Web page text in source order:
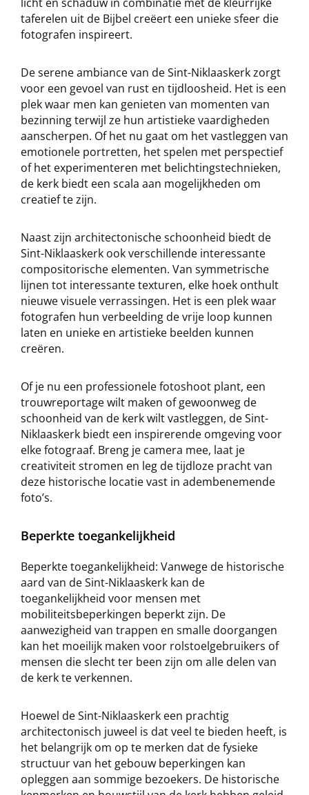
taferelen uit de Bijbel creëert een unieke sfeer die
fotografen inspireert.
De serene ambiance van de Sint-Niklaaskerk zorgt
voor een gevoel van rust en tijdloosheid. Het is een
plek waar men kan genieten van momenten van
bezinning terwijl ze hun artistieke vaardigheden
aanscherpen. Of het nu gaat om het vastleggen van
emotionele portretten, het spelen met perspectief
of het experimenteren met belichtingstechnieken,
de kerk biedt een scala aan mogelijkheden om
creatief te zijn.
Naast zijn architectonische schoonheid biedt de
Sint-Niklaaskerk ook verschillende interessante
compositorische elementen. Van symmetrische
lijnen tot interessante texturen, elke hoek onthult
nieuwe visuele verrassingen. Het is een plek waar
fotografen hun verbeelding de vrije loop kunnen
laten en unieke en artistieke beelden kunnen
creëren.
Of je nu een professionele fotoshoot plant, een
trouwreportage wilt maken of gewoonweg de
schoonheid van de kerk wilt vastleggen, de Sint-
Niklaaskerk biedt een inspirerende omgeving voor
elke fotograaf. Breng je camera mee, laat je
creativiteit stromen en leg de tijdloze pracht van
deze historische locatie vast in adembenemende
foto’s.
Beperkte toegankelijkheid
Beperkte toegankelijkheid: Vanwege de historische
aard van de Sint-Niklaaskerk kan de
toegankelijkheid voor mensen met
mobiliteitsbeperkingen beperkt zijn. De
aanwezigheid van trappen en smalle doorgangen
kan het moeilijk maken voor rolstoelgebruikers of
mensen die slecht ter been zijn om alle delen van
de kerk te verkennen.
Hoewel de Sint-Niklaaskerk een prachtig
architectonisch juweel is dat veel te bieden heeft, is
het belangrijk om op te merken dat de fysieke
structuur van het gebouw beperkingen kan
opleggen aan sommige bezoekers. De historische